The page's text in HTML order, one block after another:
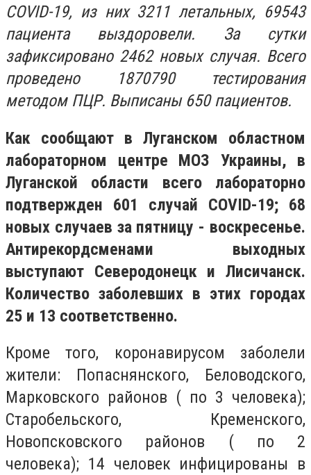
COVID-19, из них 3211 летальных, 69543
пациента выздоровели. За сутки
зафиксировано 2462 новых случая. Всего
проведено 1870790 тестирования
методом ПЦР. Выписаны 650 пациентов.
Как сообщают в Луганском областном
лабораторном центре МОЗ Украины, в
Луганской области всего лабораторно
подтвержден 601 случай COVID-19; 68
новых случаев за пятницу - воскресенье.
Антирекордсменами выходных
выступают Северодонецк и Лисичанск.
Количество заболевших в этих городах
25 и 13 соответственно.
Кроме того, коронавирусом заболели
жители: Попаснянского, Беловодского,
Марковского районов ( по 3 человека);
Старобельского, Кременского,
Новопсковского районов ( по 2
человека); 14 человек инфицированы в